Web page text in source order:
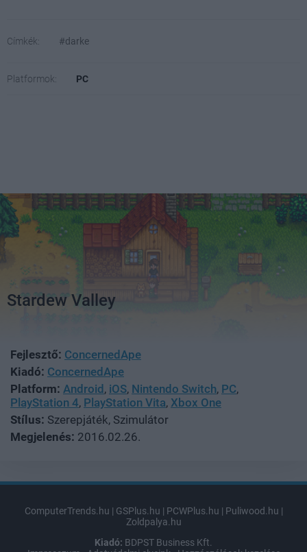
Címkék: #darke
Platformok: PC
Stardew Valley
Fejlesztő: ConcernedApe
Kiadó: ConcernedApe
Platform: Android, iOS, Nintendo Switch, PC,
PlayStation 4, PlayStation Vita, Xbox One
Stílus: Szerepjáték, Szimulátor
Megjelenés: 2016.02.26.
ComputerTrends.hu | GSPlus.hu | PCWPlus.hu | Puliwood.hu |
Zoldpalya.hu
Kiadó: BDPST Business Kft.